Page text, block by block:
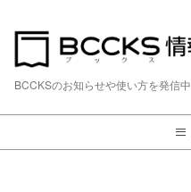
BCCKSのお知らせや使い方を発信中